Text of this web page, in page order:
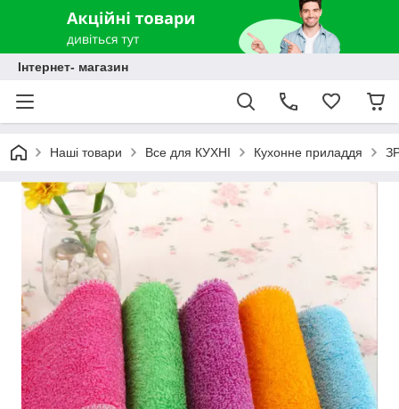
Інтернет- магазин
Наші товари Все для КУХНІ Кухонне приладдя